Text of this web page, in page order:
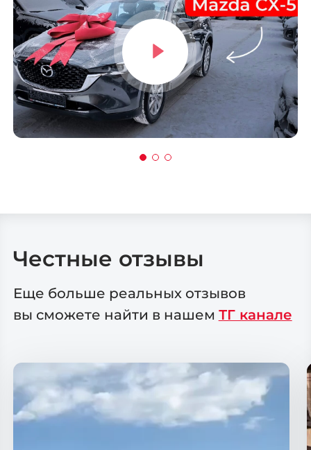
Честные отзывы
Еще больше реальных отзывов
вы сможете найти в нашем ТГ канале
Ростов-на-Дону
Краснодар
Омск
Воронеж
Пермь
Волгоград
Саратов
Тюмень
Тольятти
Махачкала
Ижевск